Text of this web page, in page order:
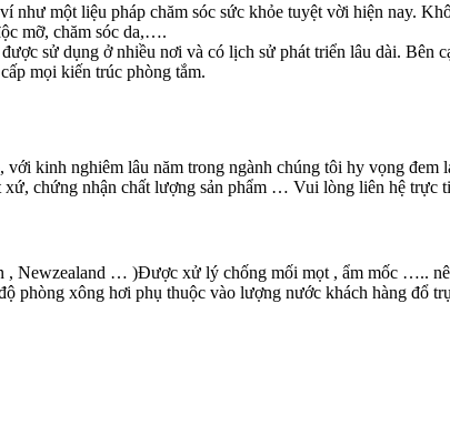
như một liệu pháp chăm sóc sức khỏe tuyệt vời hiện nay.
mỡ, chăm sóc da,….
sử dụng ở nhiều nơi và có lịch sử phát triển lâu dài. Bên
mọi kiến trúc phòng tắm.
, với kinh nghiêm lâu năm trong ngành chúng tôi hy vọng đem
xứ, chứng nhận chất lượng sản phẩm … Vui lòng liên hệ trực
Newzealand … )Được xử lý chống mối mọt , ẩm mốc …..
phòng xông hơi phụ thuộc vào lượng nước khách hàng đổ